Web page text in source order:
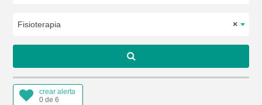
×
Fisioterapia
crear alerta
0 de 6